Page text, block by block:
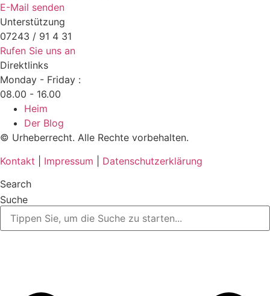
E-Mail senden
Unterstützung
07243 / 91 4 31
Rufen Sie uns an
Direktlinks
Monday - Friday :
08.00 - 16.00
Heim
Der Blog
© Urheberrecht. Alle Rechte vorbehalten.
Kontakt
Impressum
Datenschutzerklärung
Search
Suche